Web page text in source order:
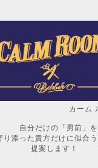
ーム ル
男前」を造る
り添った貴方だけに似合
提案します！